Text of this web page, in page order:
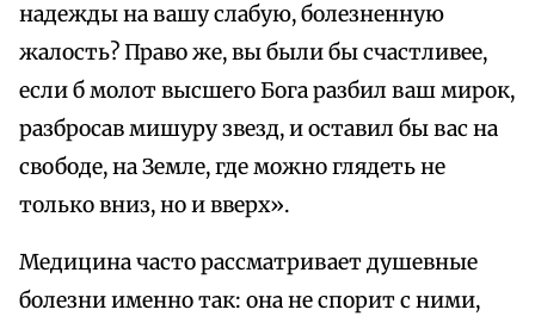
надежды на вашу слабую, болезненную
жалость? Право же, вы были бы счастливее,
если б молот высшего Бога разбил ваш мирок,
разбросав мишуру звезд, и оставил бы вас на
свободе, на Земле, где можно глядеть не
только вниз, но и вверх».
Медицина часто рассматривает душевные
болезни именно так: она не спорит с ними,